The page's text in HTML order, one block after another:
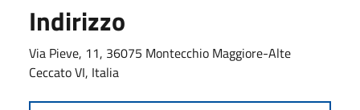
Indirizzo
Via Pieve, 11, 36075 Montecchio Maggiore-Alte
Ceccato VI, Italia